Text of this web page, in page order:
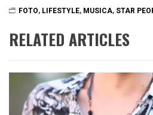
FOTO, LIFESTYLE, MUSICA, STAR
RELATED ARTICLES